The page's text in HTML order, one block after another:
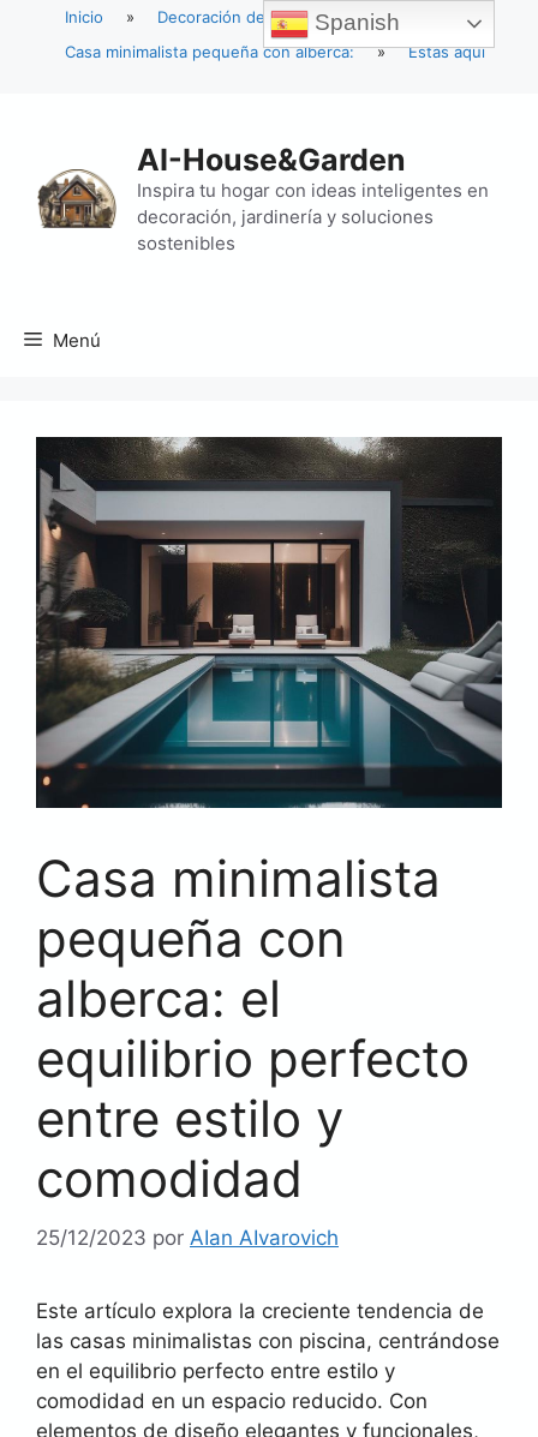
Inicio » Decoración del hogar
»
Casa minimalista pequeña con alberca:
» Estás aquí
contenido
AI-House&Garden
Inspira tu hogar con ideas inteligentes en
decoración, jardinería y soluciones
sostenibles
Menú
Casa minimalista
pequeña con
alberca: el
equilibrio perfecto
entre estilo y
comodidad
25/12/2023 por AIan AIvarovich
Este artículo explora la creciente tendencia de
las casas minimalistas con piscina, centrándose
en el equilibrio perfecto entre estilo y
comodidad en un espacio reducido. Con
elementos de diseño elegantes y funcionales,
Spanish